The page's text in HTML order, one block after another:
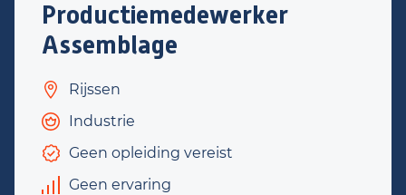
Productiemedewerker
Assemblage
Rijssen
Industrie
Geen opleiding vereist
Geen ervaring